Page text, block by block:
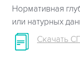
Нормативная
или натурных
Скачать